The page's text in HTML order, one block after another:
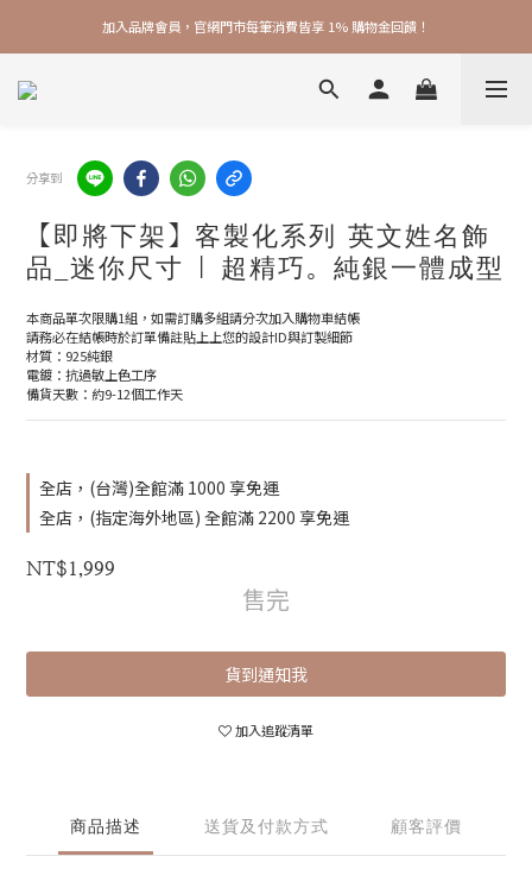
加入品牌會員，官網門市每筆消費皆享 1% 購物金回饋！
加入品牌會員，官網門市每筆消費皆享 1% 購物金回饋！
線上線下皆可累積 & 折抵購物金，再送 $50 入會禮
分享到
【即將下架】客製化系列 英文姓名飾
品_迷你尺寸 | 超精巧。純銀一體成型
本商品單次限購1組，如需訂購多組請分次加入購物車結帳
請務必在結帳時於訂單備註貼上上您的設計ID與訂製細節
材質：925純銀
電鍍：抗過敏上色工序
備貨天數：約9-12個工作天
全店，(台灣)全館滿 1000 享免運
全店，(指定海外地區) 全館滿 2200 享免運
NT$1,999
售完
貨到通知我
加入追蹤清單
商品描述 送貨及付款方式 顧客評價